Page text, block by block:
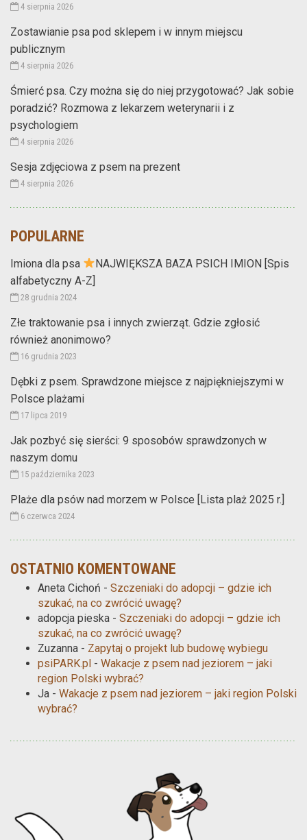
4 sierpnia 2026
Zostawianie psa pod sklepem i w innym miejscu
publicznym
4 sierpnia 2026
Śmierć psa. Czy można się do niej przygotować? Jak sobie
poradzić? Rozmowa z lekarzem weterynarii i z
psychologiem
4 sierpnia 2026
Sesja zdjęciowa z psem na prezent
4 sierpnia 2026
POPULARNE
Imiona dla psa
NAJWIĘKSZA BAZA PSICH IMION [Spis
alfabetyczny A-Z]
28 grudnia 2024
Złe traktowanie psa i innych zwierząt. Gdzie zgłosić
również anonimowo?
16 grudnia 2023
Dębki z psem. Sprawdzone miejsce z najpiękniejszymi w
Polsce plażami
17 lipca 2019
Jak pozbyć się sierści: 9 sposobów sprawdzonych w
naszym domu
15 października 2023
Plaże dla psów nad morzem w Polsce [Lista plaż 2025 r.]
6 czerwca 2024
OSTATNIO KOMENTOWANE
Aneta Cichoń - Szczeniaki do adopcji – gdzie ich
szukać, na co zwrócić uwagę?
adopcja pieska - Szczeniaki do adopcji – gdzie ich
szukać, na co zwrócić uwagę?
Zuzanna - Zapytaj o projekt lub budowę wybiegu
psiPARK.pl - Wakacje z psem nad jeziorem – jaki
region Polski wybrać?
Ja - Wakacje z psem nad jeziorem – jaki region Polski
wybrać?